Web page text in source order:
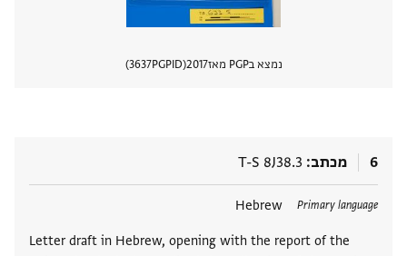
נמצא בPGP מאז 2017
PGPID
3637
6 מכתב T-S 8J38.3
Primary language
Hebrew
Letter draft in Hebrew, opening with the report of the
תגים